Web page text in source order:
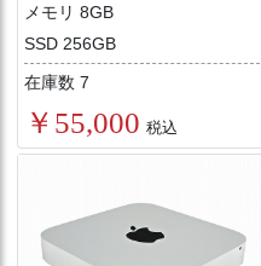
メモリ 8GB
SSD 256GB
在庫数 7
￥55,000 税込